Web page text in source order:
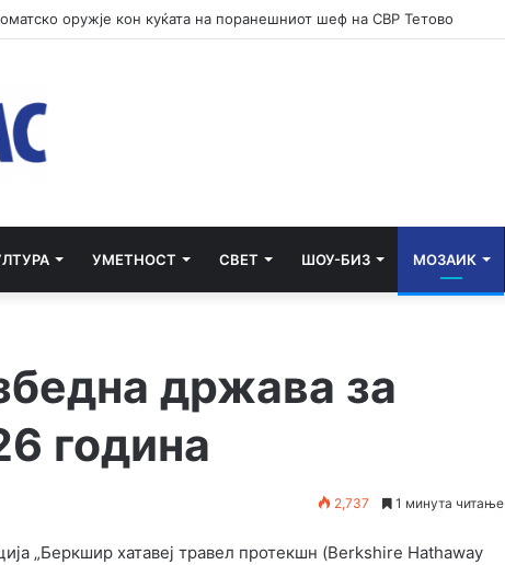
е потсетник дека мирот и стабилноста се бранат со одговорност
УМЕТНОСТ СВЕТ ШОУ-БИЗ МОЗАИК
држава за
година
2,737 1 минута читање
„Беркшир хатавеј травел протекшн (Berkshire Hathaway